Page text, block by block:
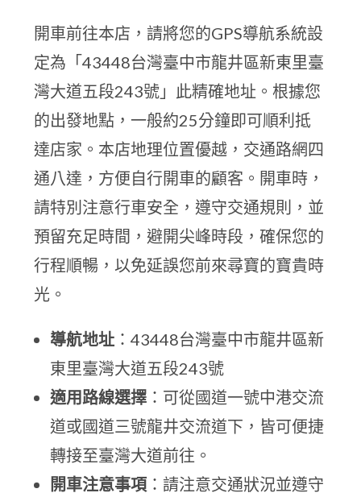
開車前往本店，請將您的GPS導航系統設
定為「43448台灣臺中市龍井區新東里臺
灣大道五段243號」此精確地址。根據您
的出發地點，一般約25分鐘即可順利抵
達店家。本店地理位置優越，交通路網四
通八達，方便自行開車的顧客。開車時，
請特別注意行車安全，遵守交通規則，並
預留充足時間，避開尖峰時段，確保您的
行程順暢，以免延誤您前來尋寶的寶貴時
光。
導航地址 ：43448台灣臺中市龍井區新
東里臺灣大道五段243號
適用路線選擇 ：可從國道一號中港交流
道或國道三號龍井交流道下，皆可便捷
轉接至臺灣大道前往。
開車注意事項 ：請注意交通狀況並遵守